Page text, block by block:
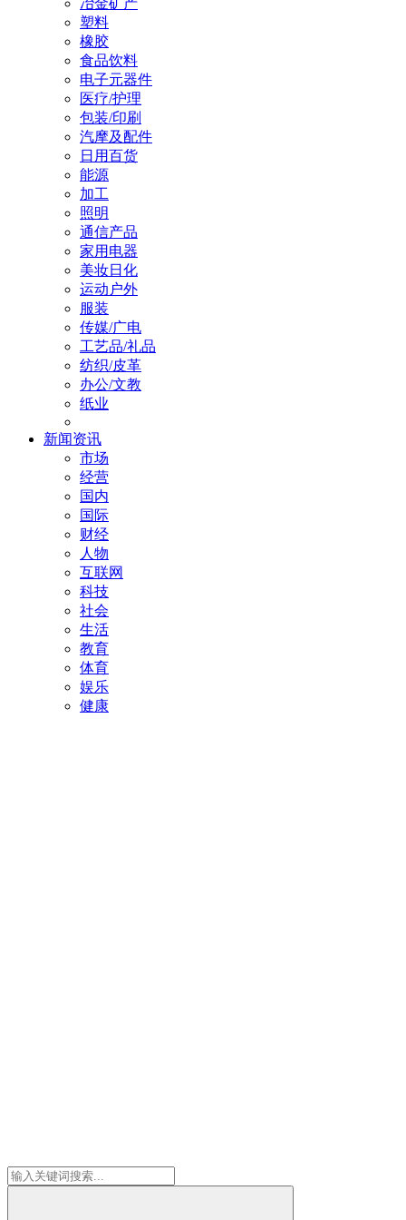
冶金矿产
塑料
橡胶
食品饮料
电子元器件
医疗/护理
包装/印刷
汽摩及配件
日用百货
能源
加工
照明
通信产品
家用电器
美妆日化
运动户外
服装
传媒/广电
工艺品/礼品
纺织/皮革
办公/文教
纸业
新闻资讯
市场
经营
国内
国际
财经
人物
互联网
科技
社会
生活
教育
体育
娱乐
健康